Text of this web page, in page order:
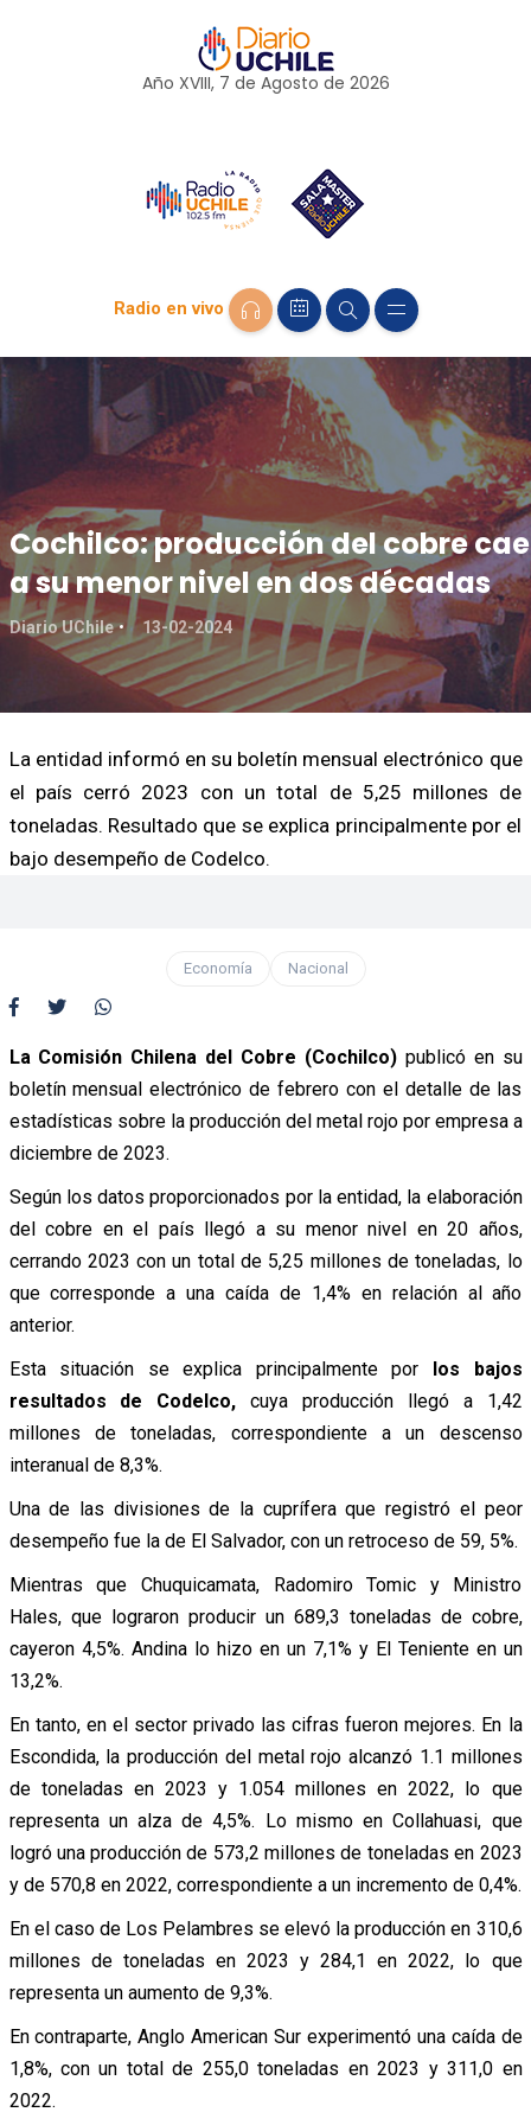
Año XVIII, 7 de Agosto de 2026
Radio en vivo
Cochilco: producción del cobre cae
a su menor nivel en dos décadas
Diario UChile 13-02-2024
La entidad informó en su boletín mensual electrónico que
el país cerró 2023 con un total de 5,25 millones de
toneladas. Resultado que se explica principalmente por el
bajo desempeño de Codelco.
Economía Nacional
La Comisión Chilena del Cobre (Cochilco)publicó en su
boletín mensual electrónico de febrero con el detalle de las
estadísticas sobre la producción del metal rojo por empresa a
diciembre de 2023.
Según los datos proporcionados por la entidad, la elaboración
del cobre en el país llegó a su menor nivel en 20 años,
cerrando 2023 con un total de 5,25 millones de toneladas, lo
que corresponde a una caída de 1,4% en relación al año
anterior.
Esta situación se explica principalmente por los bajos
resultados de Codelco, cuya producción llegó a 1,42
millones de toneladas, correspondiente a un descenso
interanual de 8,3%.
Una de las divisiones de la cuprífera que registró el peor
desempeño fue la de El Salvador, con un retroceso de 59, 5%.
Mientras que Chuquicamata, Radomiro Tomic y Ministro
Hales, que lograron producir un 689,3 toneladas de cobre,
cayeron 4,5%. Andina lo hizo en un 7,1% y El Teniente en un
13,2%.
En tanto, en el sector privado las cifras fueron mejores. En la
Escondida, la producción del metal rojo alcanzó 1.1 millones
de toneladas en 2023 y 1.054 millones en 2022, lo que
representa un alza de 4,5%. Lo mismo en Collahuasi, que
logró una producción de 573,2 millones de toneladas en 2023
y de 570,8 en 2022, correspondiente a un incremento de 0,4%.
En el caso de Los Pelambres se elevó la producción en 310,6
millones de toneladas en 2023 y 284,1 en 2022, lo que
representa un aumento de 9,3%.
En contraparte, Anglo American Sur experimentó una caída de
1,8%, con un total de 255,0 toneladas en 2023 y 311,0 en
2022.